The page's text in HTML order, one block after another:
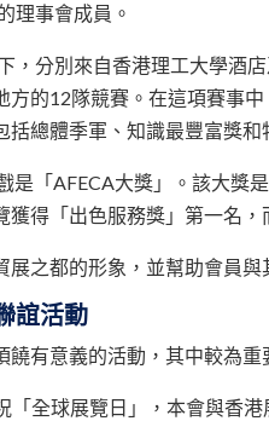
理事會成員。
，分別來自香港理工大學酒
方的12隊競賽。在這項賽事
括總體季軍、知識最豐富獎和
是「AFECA大獎」。該大獎
獲得「出色服務獎」第一名
展之都的形象，並幫助會員
誼活動
有意義的活動，其中較為重
「全球展覽日」，本會與香